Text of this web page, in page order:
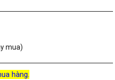
mua)
hàng.